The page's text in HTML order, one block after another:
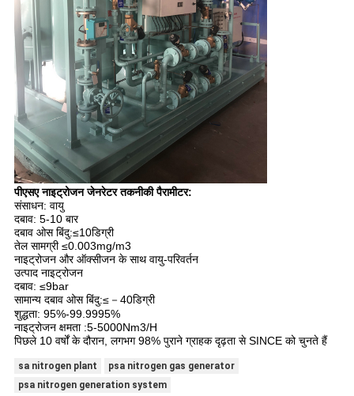
पीएसए नाइट्रोजन जेनरेटर तकनीकी पैरामीटर:
संसाधन: वायु
दबाव: 5-10 बार
दबाव ओस बिंदु:≤10डिग्री
तेल सामग्री ≤0.003mg/m3
नाइट्रोजन और ऑक्सीजन के साथ वायु-परिवर्तन
उत्पाद नाइट्रोजन
दबाव: ≤9bar
सामान्य दबाव ओस बिंदु:≤－40डिग्री
शुद्धता: 95%-99.9995%
नाइट्रोजन क्षमता :5-5000Nm3/H
पिछले 10 वर्षों के दौरान, लगभग 98% पुराने ग्राहक दृढ़ता से SINCE को चुनते हैं
sa nitrogen plant
psa nitrogen gas generator
psa nitrogen generation system